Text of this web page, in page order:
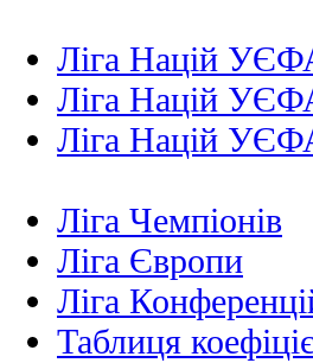
Ліга Націй
Ліга Націй
Ліга Націй
Ліга Чемпіонів
Ліга Європи
Ліга
Таблиця